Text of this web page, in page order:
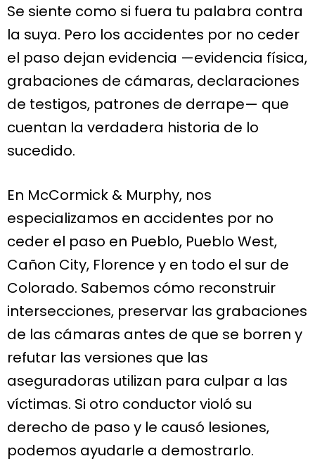
Se siente como si fuera tu palabra contra
la suya. Pero los accidentes por no ceder
el paso dejan evidencia —evidencia física,
grabaciones de cámaras, declaraciones
de testigos, patrones de derrape— que
cuentan la verdadera historia de lo
sucedido.
En McCormick & Murphy, nos
especializamos en accidentes por no
ceder el paso en Pueblo, Pueblo West,
Cañon City, Florence y en todo el sur de
Colorado. Sabemos cómo reconstruir
intersecciones, preservar las grabaciones
de las cámaras antes de que se borren y
refutar las versiones que las
aseguradoras utilizan para culpar a las
víctimas. Si otro conductor violó su
derecho de paso y le causó lesiones,
podemos ayudarle a demostrarlo.